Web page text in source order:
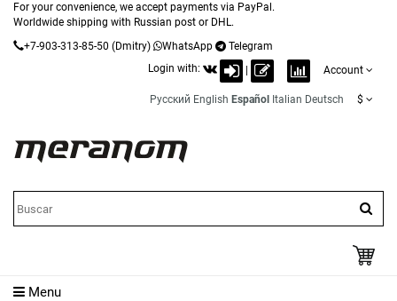
For your convenience, we accept payments via PayPal.
Worldwide shipping with Russian post or DHL.
+7-903-313-85-50 (Dmitry) WhatsApp
Telegram
Login with:
Account
Русский English Español Italian Deutsch $
Menu